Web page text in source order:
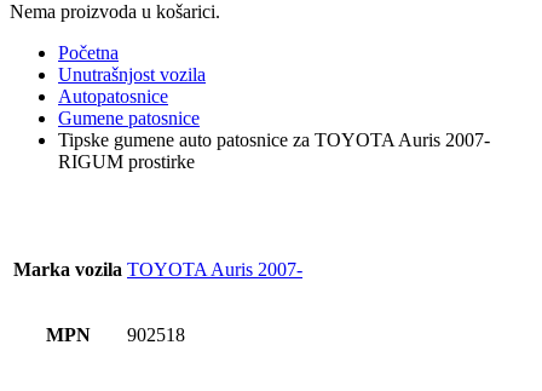
Nema proizvoda u košarici.
Početna
Unutrašnjost vozila
Autopatosnice
Gumene patosnice
Tipske gumene auto patosnice za TOYOTA Auris 2007-
RIGUM prostirke
Marka vozila TOYOTA Auris 2007-
MPN 902518